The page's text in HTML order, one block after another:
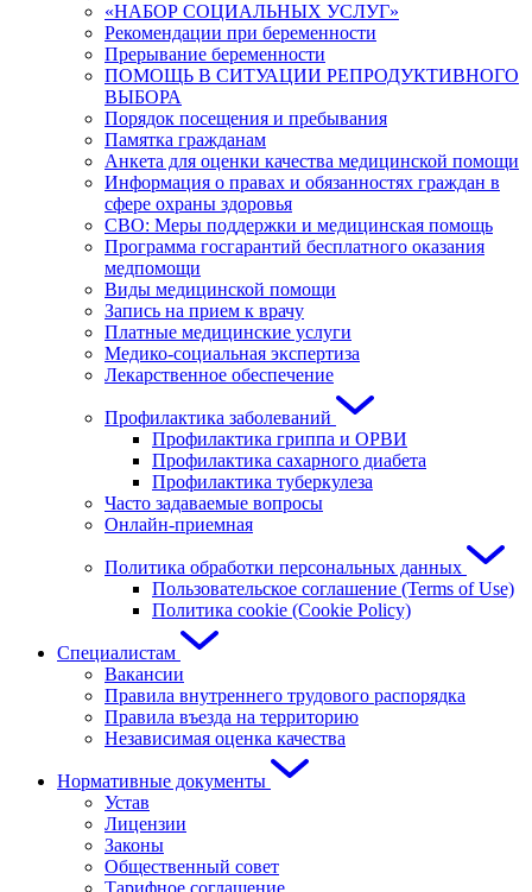
«НАБОР СОЦИАЛЬНЫХ УСЛУГ»
Рекомендации при беременности
Прерывание беременности
ПОМОЩЬ В СИТУАЦИИ РЕПРОДУКТИВНОГО
ВЫБОРА
Порядок посещения и пребывания
Памятка гражданам
Анкета для оценки качества медицинской помощи
Информация о правах и обязанностях граждан в
сфере охраны здоровья
СВО: Меры поддержки и медицинская помощь
Программа госгарантий бесплатного оказания
медпомощи
Виды медицинской помощи
Запись на прием к врачу
Платные медицинские услуги
Медико-социальная экспертиза
Лекарственное обеспечение
Профилактика заболеваний
Профилактика гриппа и ОРВИ
Профилактика сахарного диабета
Профилактика туберкулеза
Часто задаваемые вопросы
Онлайн-приемная
Политика обработки персональных данных
Пользовательское соглашение (Terms of Use)
Политика cookie (Cookie Policy)
Специалистам
Вакансии
Правила внутреннего трудового распорядка
Правила въезда на территорию
Независимая оценка качества
Нормативные документы
Устав
Лицензии
Законы
Общественный совет
Тарифное соглашение